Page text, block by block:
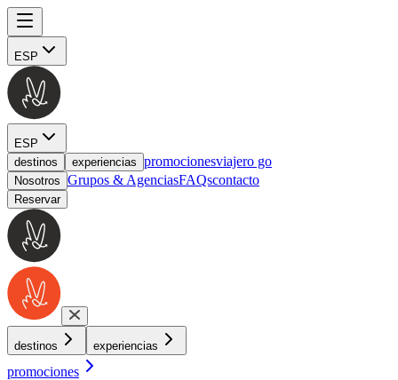
ESP
ESP
destinos
experiencias promocionesviajero go
Nosotros Grupos & AgenciasFAQscontacto
Reservar
destinos experiencias
promociones